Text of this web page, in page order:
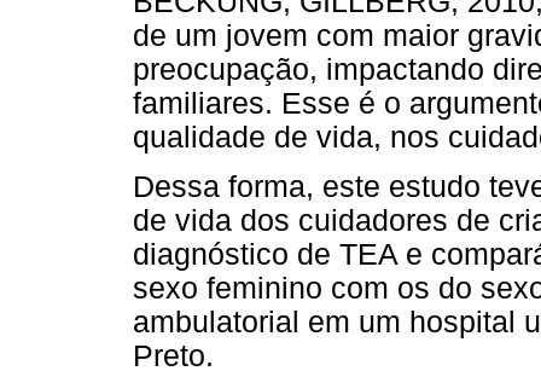
de um jovem com maior
preocupação, impactando
familiares. Esse é o
qualidade de vida, nos
Dessa forma, este estudo
de vida dos cuidadores de
diagnóstico de TEA e
sexo feminino com os do
ambulatorial em um hospital
Preto.